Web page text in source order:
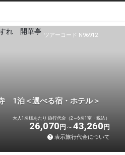
ツアーコード N96912
1泊＜選べる宿・ホテル＞
大人1名様あたり 旅行代金（2～6名1室・税込）
26,070 円 43,260 円
表示旅行代金について